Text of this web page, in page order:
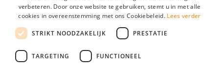
Wachtwoord
login gegevens onthouden
login
verbeteren. Door onze website te gebruiken, stemt u in met alle
cookies in overeenstemming met ons Cookiebeleid. Lees verder
STRIKT NOODZAKELIJK PRESTATIE
TARGETING FUNCTIONEEL